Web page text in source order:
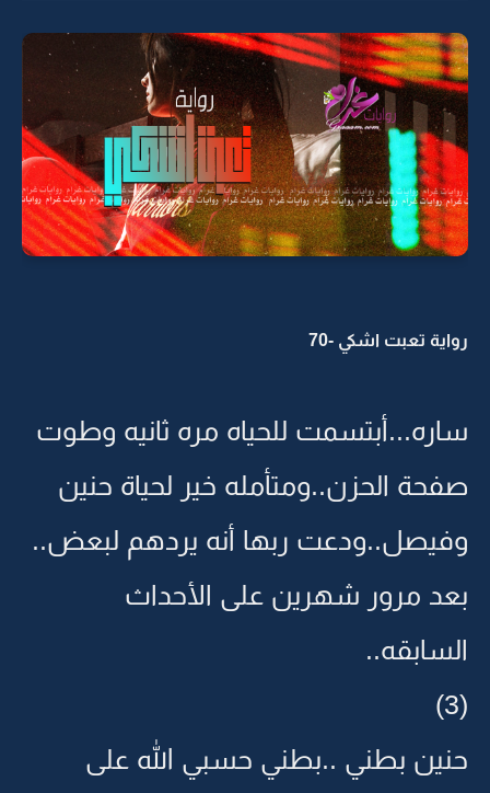
رواية تعبت اشكي -70
ساره...أبتسمت للحياه مره ثانيه وطوت
صفحة الحزن..ومتأمله خير لحياة حنين
وفيصل..ودعت ربها أنه يردهم لبعض..
بعد مرور شهرين على الأحداث
السابقه..
(3)
حنين بطني ..بطني حسبي الله على